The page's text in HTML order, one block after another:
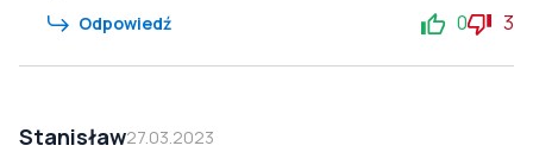
Odpowiedź 0 3
Stanisław27.03.2023